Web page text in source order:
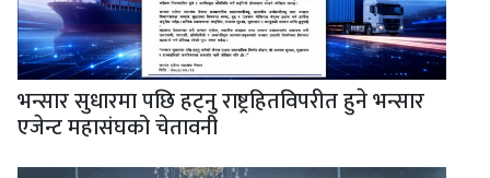
भन्सार सुधारमा पछि हट्नु राष्ट्रहितविपरीत हुने भन्सार
एजेन्ट महासंघको चेतावनी